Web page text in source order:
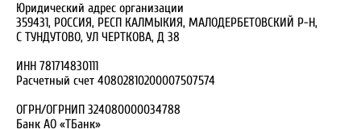
Юридический адрес организации
359431, РОССИЯ, РЕСП КАЛМЫКИЯ, МАЛОДЕРБЕТОВСКИЙ Р-Н,
С ТУНДУТОВО, УЛ ЧЕРТКОВА, Д 38
ИНН 781714830111
Расчетный счет 40802810200007507574
ОГРН/ОГРНИП 324080000034788
Банк АО «ТБанк»